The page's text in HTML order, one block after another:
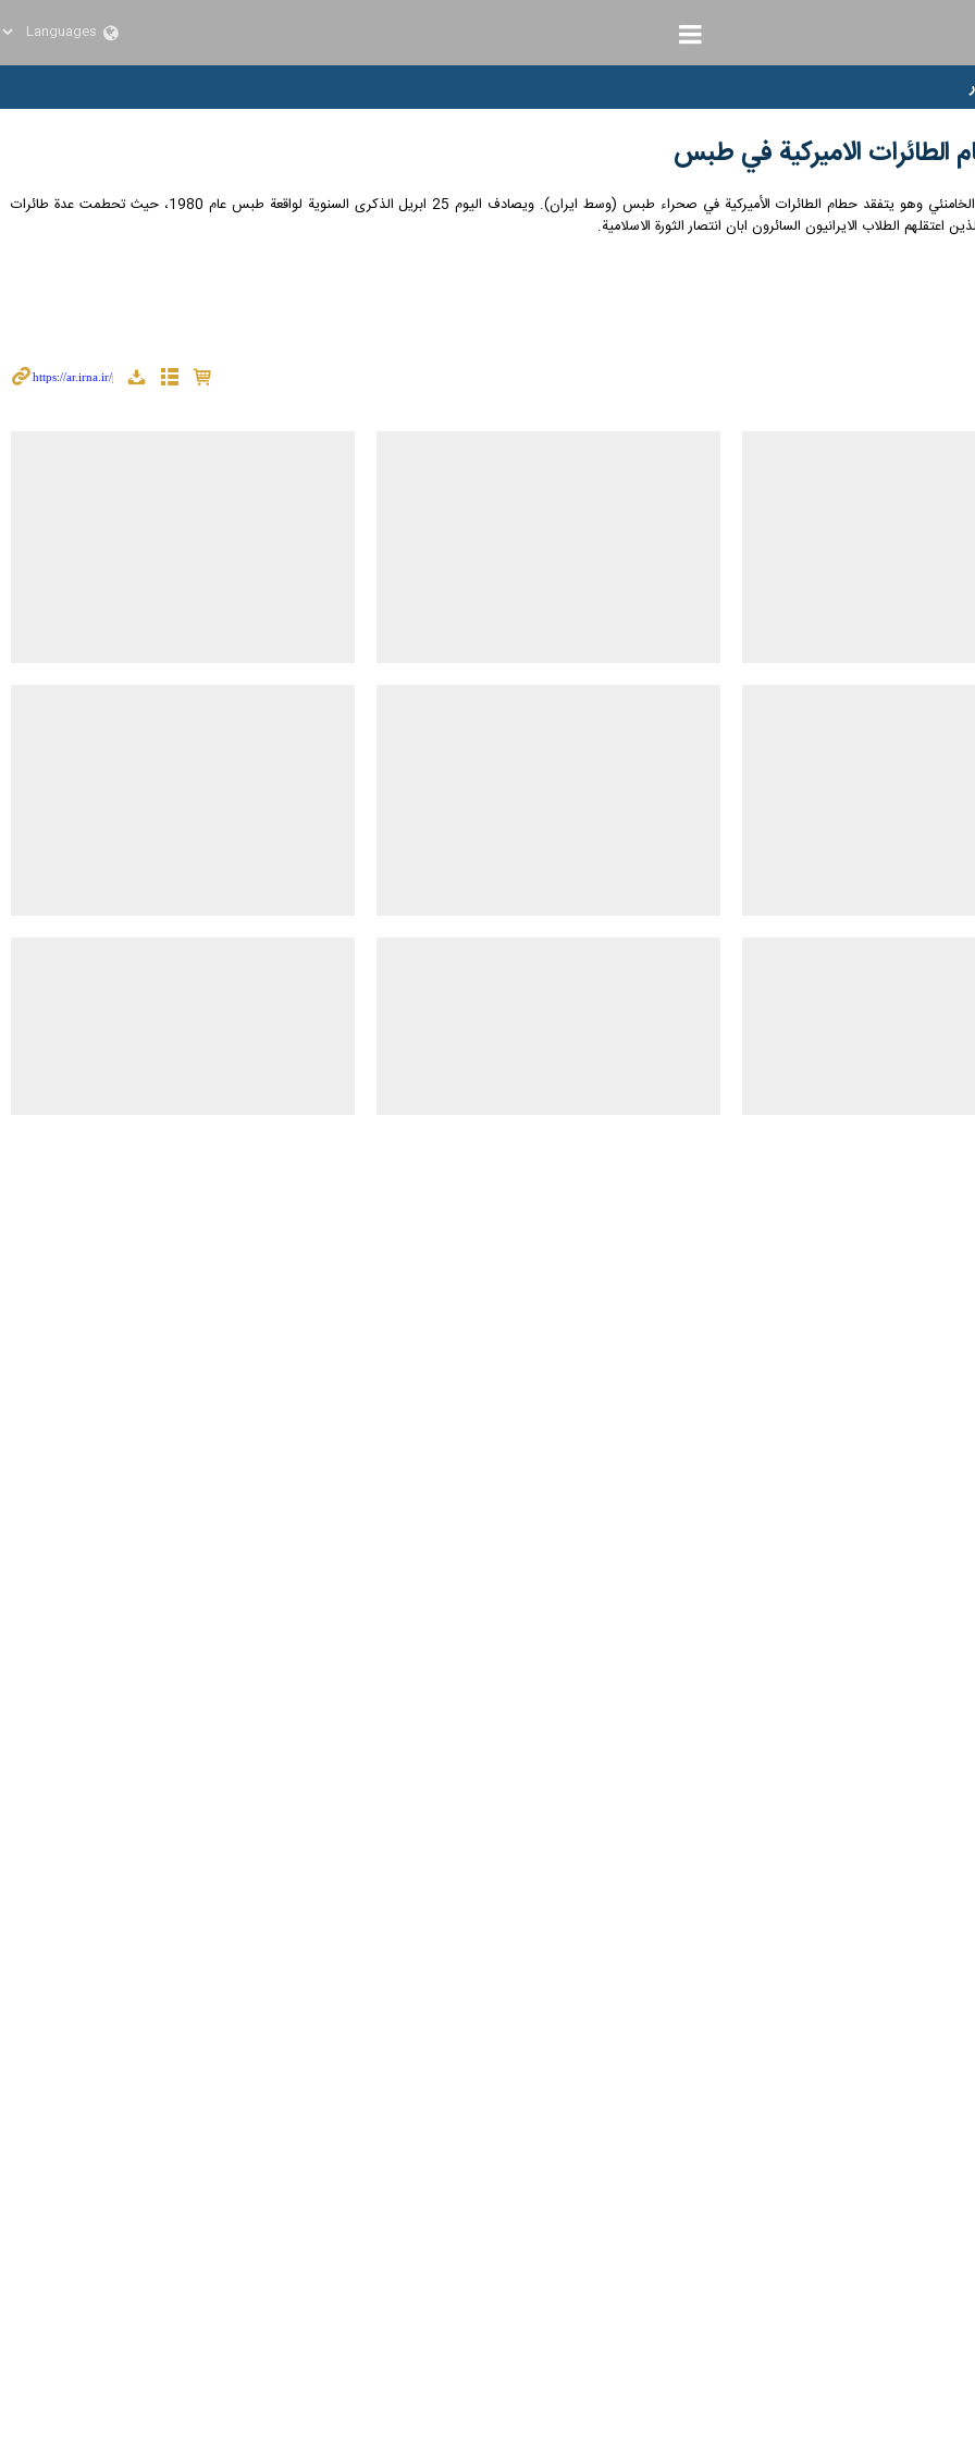
الطائرات الاميركية في طبس
طهران /ارنا- تنشر وكالة ارنا مرة صورا قديمة لقائد الثورة الاسلامية آية الله السيد علي الخامنئي وهو يتفقد حطام الطائرات الأميركية في صحراء طبس (وسط ايران). ويصادف اليوم 25 ابريل الذكرى السنوية لواقعة طبس عام 1980، حيث تحطمت عدة طائرات
الطلاب الايرانيون السائرون ابان انتصار الثورة الاسلامية.